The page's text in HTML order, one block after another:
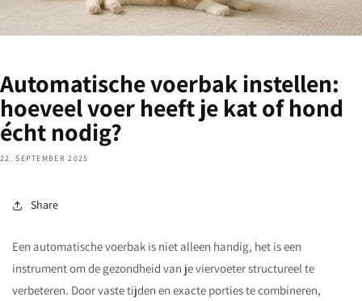
Automatische voerbak instellen:
hoeveel voer heeft je kat of hond
écht nodig?
22. SEPTEMBER 2025
Share
Een automatische voerbak is niet alleen handig, het is een
instrument om de gezondheid van je viervoeter structureel te
verbeteren. Door vaste tijden en exacte porties te combineren,